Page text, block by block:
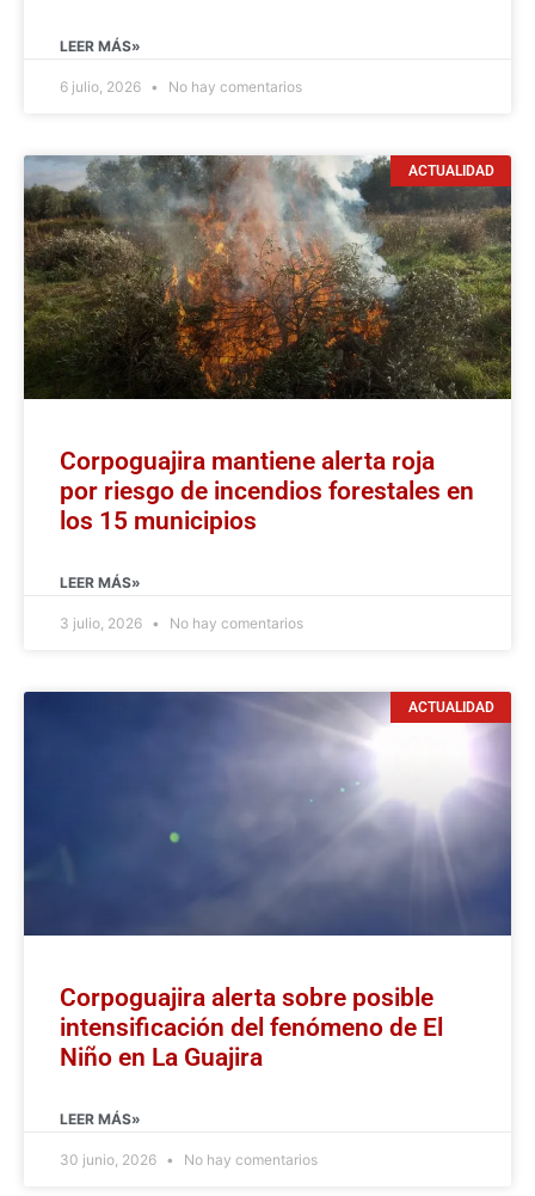
LEER MÁS»
6 julio, 2026 No hay comentarios
ACTUALIDAD
Corpoguajira mantiene alerta roja
por riesgo de incendios forestales en
los 15 municipios
LEER MÁS»
3 julio, 2026 No hay comentarios
ACTUALIDAD
Corpoguajira alerta sobre posible
intensificación del fenómeno de El
Niño en La Guajira
LEER MÁS»
30 junio, 2026 No hay comentarios